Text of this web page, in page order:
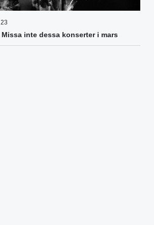
Missa inte dessa konserter i mars